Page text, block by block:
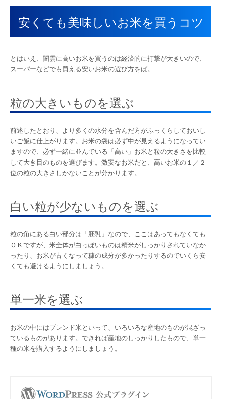
安くても美味しいお米を買うコツ
とはいえ、闇雲に高いお米を買うのは経済的に打撃が大きいので、
スーパーなどでも買える安いお米の選び方をば。
粒の大きいものを選ぶ
前述したとおり、より多くの水分を含んだ方がふっくらしておいし
いご飯に仕上がります。お米の袋は必ず中が見えるようになってい
ますので、必ず一緒に並んでいる「高い」お米と粒の大きさを比較
して大き目のものを選びます。激安なお米だと、高いお米の１／２
位の粒の大きさしかないことが分かります。
白い粒が少ないものを選ぶ
粒の角にある白い部分は「胚乳」なので、ここはあってもなくても
ＯＫですが、米全体が白っぽいものは精米がしっかりされていなか
ったり、お米が古くなって糠の成分が多かったりするのでいくら安
くても避けるようにしましょう。
単一米を選ぶ
お米の中にはブレンド米といって、いろいろな産地のものが混ざっ
ているものがあります。できれば産地のしっかりしたもので、単一
種の米を購入するようにしましょう。